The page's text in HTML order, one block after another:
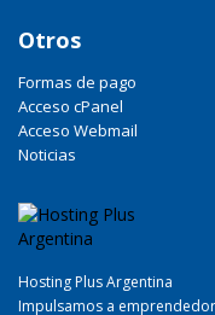
Otros
Formas de pago
Acceso cPanel
Acceso Webmail
Noticias
Hosting Plus Argentina
Impulsamos a